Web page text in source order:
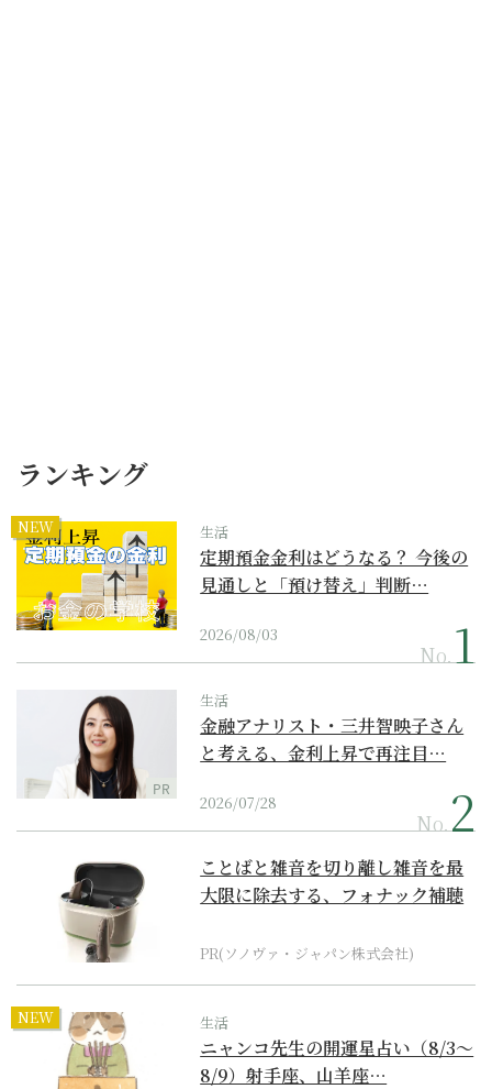
ランキング
NEW 生活
定期預金金利はどうなる？ 今後の
見通しと「預け替え」判断…
2026/08/03
No.
PR
生活
金融アナリスト・三井智映子さん
と考える、金利上昇で再注目…
2026/07/28
No.
ことばと雑音を切り離し雑音を最
大限に除去する、フォナック補聴
PR(ソノヴァ・ジャパン株式会社)
NEW 生活
ニャンコ先生の開運星占い（8/3～
8/9）射手座、山羊座…